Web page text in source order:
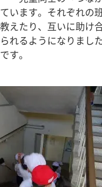
います。それぞれの
えたり、互いに助け
れるようになりまし
す。